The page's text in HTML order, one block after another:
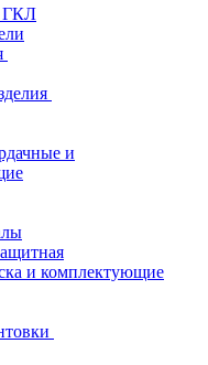
ГКЛ
и
и комплектующие